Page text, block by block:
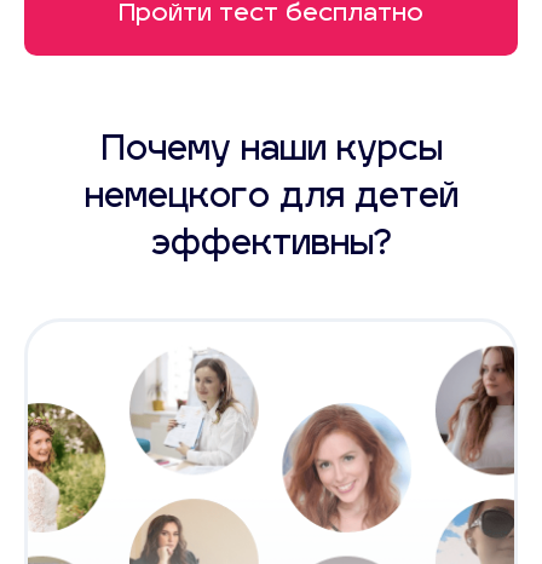
Пройти тест бесплатно
Почему наши курсы
немецкого для детей
эффективны?